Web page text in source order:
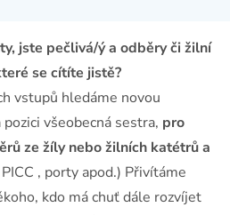
jste pečlivá/ý a odběry či žilní
se cítíte jistě?
vstupů hledáme novou
všeobecná sestra, pro
ze žíly nebo žilních katétrů a
, porty apod.) Přivítáme
kdo má chuť dále rozvíjet